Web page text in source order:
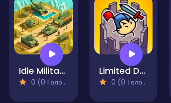
Idle Military Base. Army Tycoon
0 (0 Голосів)
Limited Defense
0 (0 Голосів)